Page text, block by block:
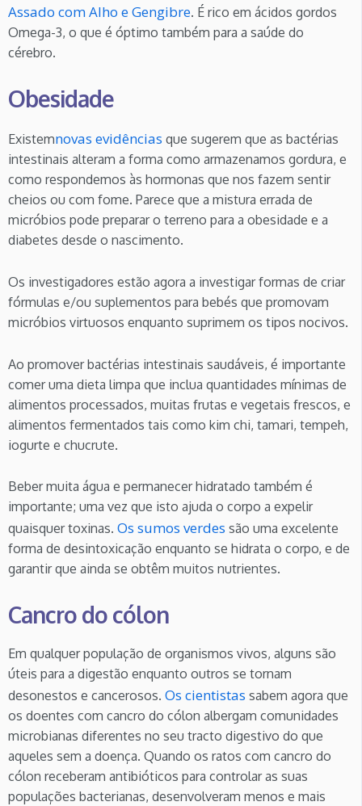
Assado com Alho e Gengibre. É rico em ácidos gordos
Omega-3, o que é óptimo também para a saúde do
cérebro.
Obesidade
Existemnovas evidências que sugerem que as bactérias
intestinais alteram a forma como armazenamos gordura, e
como respondemos às hormonas que nos fazem sentir
cheios ou com fome. Parece que a mistura errada de
micróbios pode preparar o terreno para a obesidade e a
diabetes desde o nascimento.
Os investigadores estão agora a investigar formas de criar
fórmulas e/ou suplementos para bebés que promovam
micróbios virtuosos enquanto suprimem os tipos nocivos.
Ao promover bactérias intestinais saudáveis, é importante
comer uma dieta limpa que inclua quantidades mínimas de
alimentos processados, muitas frutas e vegetais frescos, e
alimentos fermentados tais como kim chi, tamari, tempeh,
iogurte e chucrute.
Beber muita água e permanecer hidratado também é
importante; uma vez que isto ajuda o corpo a expelir
quaisquer toxinas. Os sumos verdes são uma excelente
forma de desintoxicação enquanto se hidrata o corpo, e de
garantir que ainda se obtêm muitos nutrientes.
Cancro do cólon
Em qualquer população de organismos vivos, alguns são
úteis para a digestão enquanto outros se tornam
desonestos e cancerosos. Os cientistas sabem agora que
os doentes com cancro do cólon albergam comunidades
microbianas diferentes no seu tracto digestivo do que
aqueles sem a doença. Quando os ratos com cancro do
cólon receberam antibióticos para controlar as suas
populações bacterianas, desenvolveram menos e mais